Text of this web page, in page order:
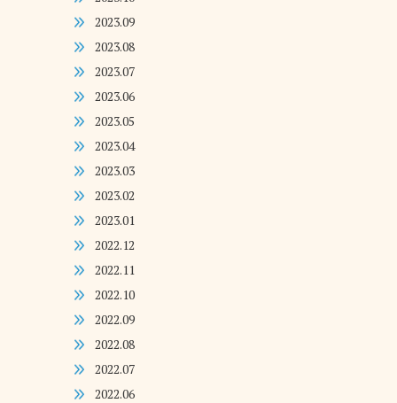
2023.09
2023.08
2023.07
2023.06
2023.05
2023.04
2023.03
2023.02
2023.01
2022.12
2022.11
2022.10
2022.09
2022.08
2022.07
2022.06